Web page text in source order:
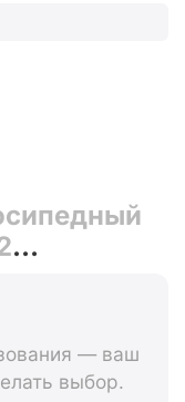
— ваш
выбор.